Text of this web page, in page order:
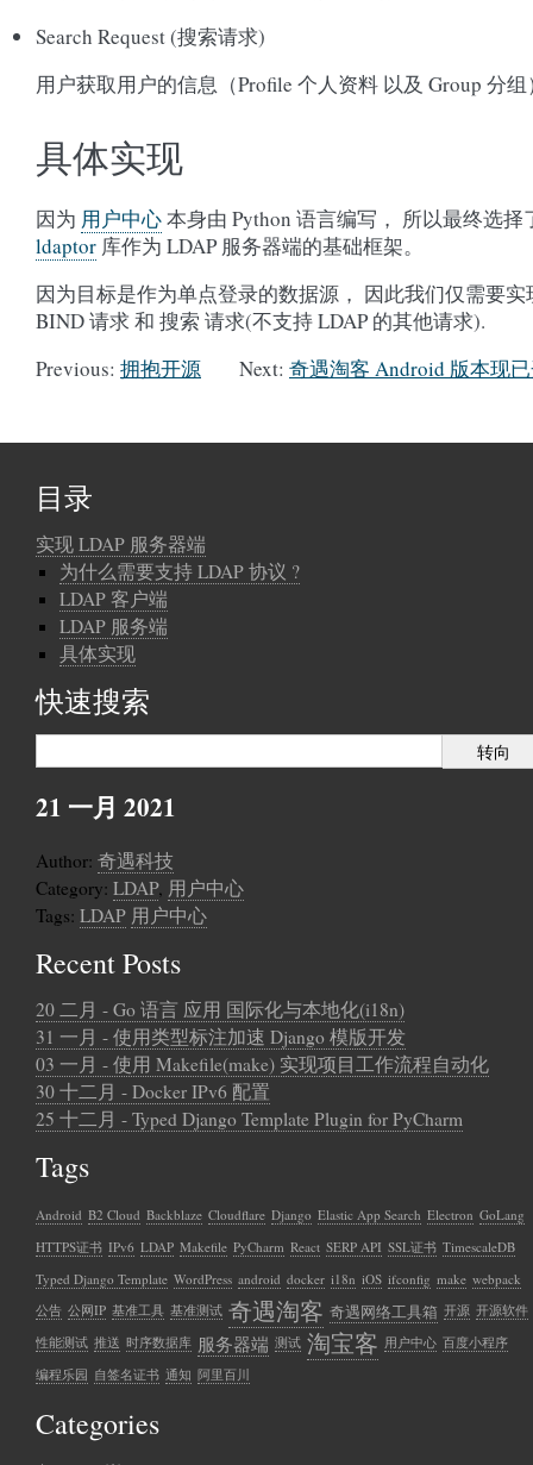
Search Request (搜索请求)
用户获取用户的信息（Profile 个人资料 以及 Group 分组
具体实现
因为 用户中心本身由 Python 语言编写， 所以最终选择
ldaptor 库作为 LDAP 服务器端的基础框架。
因为目标是作为单点登录的数据源， 因此我们仅需要实
BIND 请求 和 搜索 请求(不支持 LDAP 的其他请求).
Previous: 拥抱开源 Next: 奇遇淘客 Android 版本现
目录
实现 LDAP 服务器端
为什么需要支持 LDAP 协议 ?
LDAP 客户端
LDAP 服务端
具体实现
快速搜索
21 一月 2021
Author: 奇遇科技
Category: LDAP, 用户中心
Tags: LDAP 用户中心
Recent Posts
20 二月 - Go 语言 应用 国际化与本地化(i18n)
31 一月 - 使用类型标注加速 Django 模版开发
03 一月 - 使用 Makefile(make) 实现项目工作流程自动化
30 十二月 - Docker IPv6 配置
25 十二月 - Typed Django Template Plugin for PyCharm
Tags
Android B2 Cloud Backblaze Cloudflare Django Elastic App Search Electron GoLang
HTTPS证书 IPv6 LDAP Makefile PyCharm React SERP API SSL证书 TimescaleDB
Typed Django Template WordPress android docker i18n iOS ifconfig make webpack
公告 公网IP 基准工具 基准测试 奇遇淘客 奇遇网络工具箱 开源 开源软件
性能测试 推送 时序数据库 服务器端 测试 淘宝客 用户中心 百度小程序
编程乐园 自签名证书 通知 阿里百川
Categories